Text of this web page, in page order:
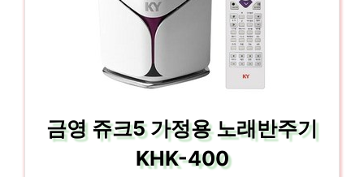
금영 쥬크5 가정용 노래반주기
KHK-400